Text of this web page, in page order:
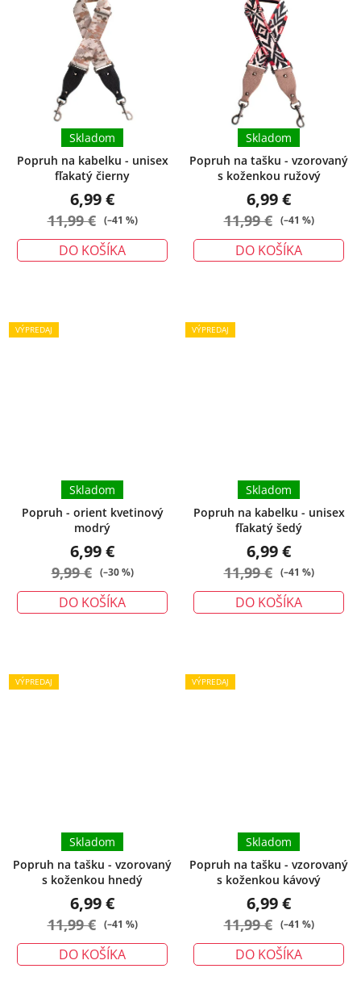
Popruh na kabelku - unisex
fľakatý čierny
Skladom
6,99 €
11,99 € (–41 %)
DO KOŠÍKA
Popruh na tašku - vzorovaný
s koženkou ružový
Skladom
6,99 €
11,99 € (–41 %)
DO KOŠÍKA
VÝPREDAJ
Popruh - orient kvetinový
modrý
Skladom
6,99 €
9,99 € (–30 %)
DO KOŠÍKA
VÝPREDAJ
Popruh na kabelku - unisex
fľakatý šedý
Skladom
6,99 €
11,99 € (–41 %)
DO KOŠÍKA
VÝPREDAJ
Popruh na tašku - vzorovaný
s koženkou hnedý
Skladom
6,99 €
11,99 € (–41 %)
DO KOŠÍKA
VÝPREDAJ
Popruh na tašku - vzorovaný
s koženkou kávový
Skladom
6,99 €
11,99 € (–41 %)
DO KOŠÍKA